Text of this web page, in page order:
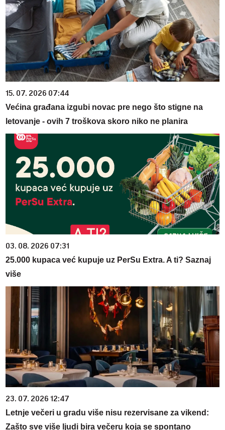
15. 07. 2026 07:44
Većina građana izgubi novac pre nego što stigne na
letovanje - ovih 7 troškova skoro niko ne planira
03. 08. 2026 07:31
25.000 kupaca već kupuje uz PerSu Extra. A ti? Saznaj
više
23. 07. 2026 12:47
Letnje večeri u gradu više nisu rezervisane za vikend:
Zašto sve više ljudi bira večeru koja se spontano